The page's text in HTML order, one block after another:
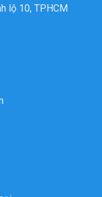
lộ 10, TPHCM